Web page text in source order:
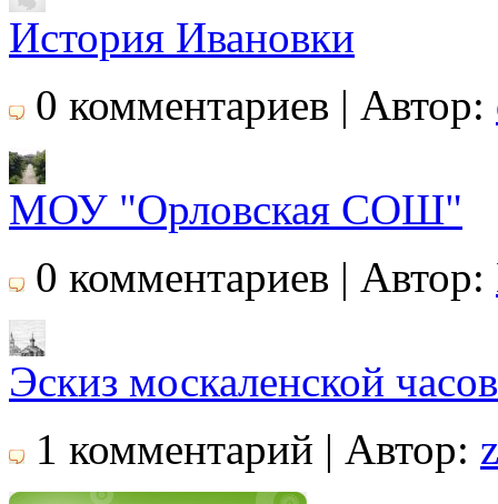
История Ивановки
0 комментариев | Автор:
МОУ "Орловская СОШ"
0 комментариев | Автор:
Эскиз москаленской
1 комментарий | Автор: